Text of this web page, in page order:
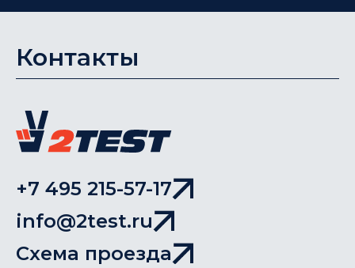
Контакты
+7 495 215-57-17
info@2test.ru
Схема проезда